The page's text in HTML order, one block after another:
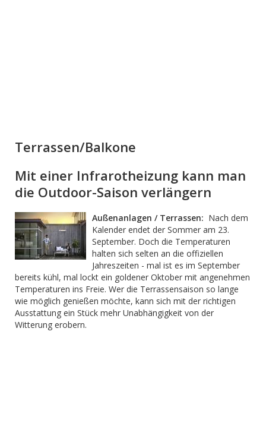
Terrassen/Balkone
Mit einer Infrarotheizung kann man
die Outdoor-Saison verlängern
Außenanlagen / Terrassen: Nach dem
Kalender endet der Sommer am 23.
September. Doch die Temperaturen
halten sich selten an die offiziellen
Jahreszeiten - mal ist es im September
bereits kühl, mal lockt ein goldener Oktober mit angenehmen
Temperaturen ins Freie. Wer die Terrassensaison so lange
wie möglich genießen möchte, kann sich mit der richtigen
Ausstattung ein Stück mehr Unabhängigkeit von der
Witterung erobern.